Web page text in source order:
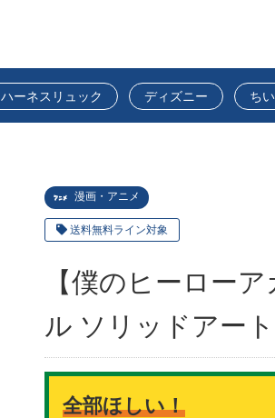
ハーネスリュック ディズニー ち
漫画・アニメ
送料無料ライン対象
【僕のヒーロー
ル ソリッドアー
全部ほしい！